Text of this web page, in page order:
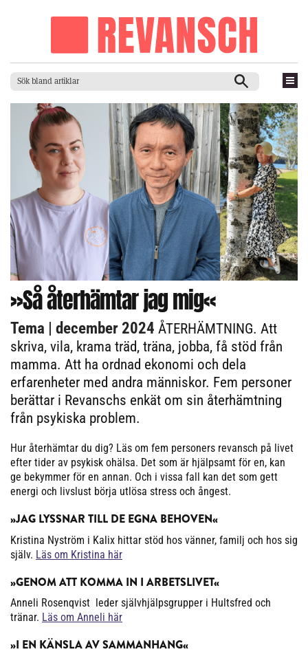
»Så återhämtar jag mig«
Tema | december 2024 ÅTERHÄMTNING. Att
skriva, vila, krama träd, träna, jobba, få stöd från
mamma. Att ha ordnad ekonomi och dela
erfarenheter med andra människor. Fem personer
berättar i Revanschs enkät om sin återhämtning
från psykiska problem.
Hur återhämtar du dig? Läs om fem personers revansch på livet
efter tider av psykisk ohälsa. Det som är hjälpsamt för en, kan
ge bekymmer för en annan. Och i vissa fall kan det som gett
energi och livslust börja utlösa stress och ångest.
»JAG LYSSNAR TILL DE EGNA BEHOVEN«
Kristina Nyström i Kalix hittar stöd hos vänner, familj och hos sig
själv. Läs om Kristina här
»GENOM ATT KOMMA IN I ARBETSLIVET«
Anneli Rosenqvist leder självhjälpsgrupper i Hultsfred och
tränar. Läs om Anneli här
»I EN KÄNSLA AV SAMMANHANG«